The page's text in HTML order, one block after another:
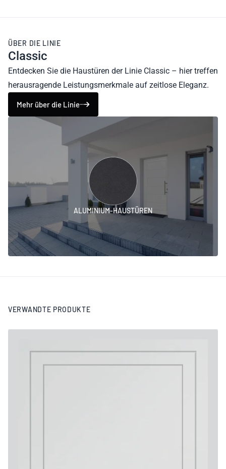
ÜBER DIE LINIE
Classic
Entdecken Sie die Haustüren der Linie Classic – hier treffen
herausragende Leistungsmerkmale auf zeitlose Eleganz.
Mehr über die Linie
ALUMINIUM-HAUSTÜREN
VERWANDTE PRODUKTE